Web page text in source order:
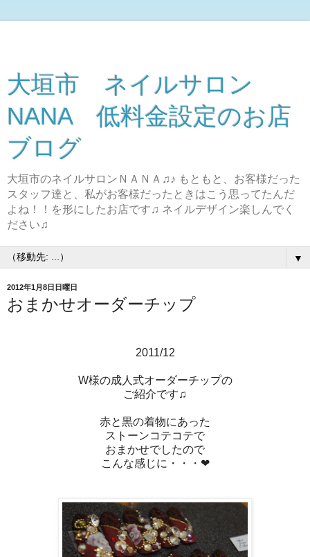
大垣市 ネイルサロン
NANA 低料金設定のお店
ブログ
大垣市のネイルサロンＮＡＮＡ♫♪ もともと、お客様だった
スタッフ達と、私がお客様だったときはこう思ってたんだ
よね！！を形にしたお店です♫ ネイルデザイン楽しんでく
ださい♫
▼
2012年1月8日日曜日
おまかせオーダーチップ
2011/12
W様の成人式オーダーチップの
ご紹介です♫
赤と黒の着物にあった
ストーンコテコテで
おまかせでしたので
こんな感じに・・・❤